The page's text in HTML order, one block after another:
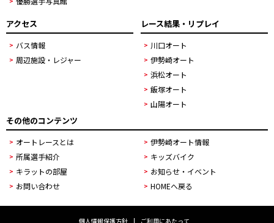
アクセス
バス情報
周辺施設・レジャー
レース結果・リプレイ
川口オート
伊勢崎オート
浜松オート
飯塚オート
山陽オート
その他のコンテンツ
オートレースとは
伊勢崎オート情報
所属選手紹介
キッズバイク
キラットの部屋
お知らせ・イベント
お問い合わせ
HOMEへ戻る
個人情報保護方針 ご利用にあたって